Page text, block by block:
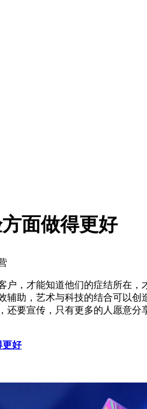
面做得更好
，才能知道他们的症结所在，
助，艺术与科技的结合可以创
还要宣传，只有更多的人愿意
更好